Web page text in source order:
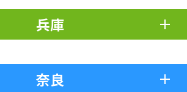
兵庫
奈良